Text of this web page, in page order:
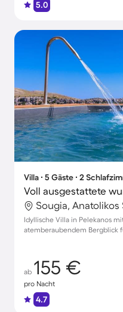
5.0
Villa ∙ 5 Gäste ∙ 2
Sougia,
Idyllische Villa in Pelekanos
atemberaubendem Bergblick
ab 155 €
pro Nacht
4.7